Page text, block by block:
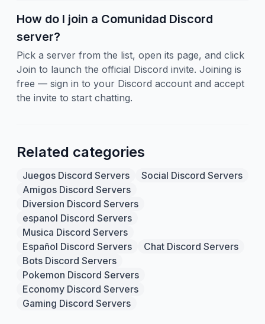
How do I join a Comunidad Discord
server?
Pick a server from the list, open its page, and click
Join to launch the official Discord invite. Joining is
free — sign in to your Discord account and accept
the invite to start chatting.
Related categories
Juegos Discord Servers
Social Discord Servers
Amigos Discord Servers
Diversion Discord Servers
espanol Discord Servers
Musica Discord Servers
Español Discord Servers
Chat Discord Servers
Bots Discord Servers
Pokemon Discord Servers
Economy Discord Servers
Gaming Discord Servers